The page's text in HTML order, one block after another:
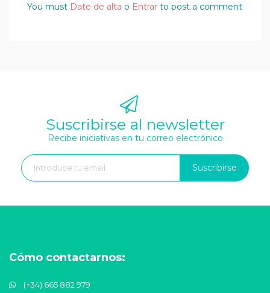
You must Date de alta o Entrar to post a comment
Suscribirse al newsletter
Recibe iniciativas en tu correo electrónico
Suscribirse
Cómo contactarnos:
(+34) 665 882 979